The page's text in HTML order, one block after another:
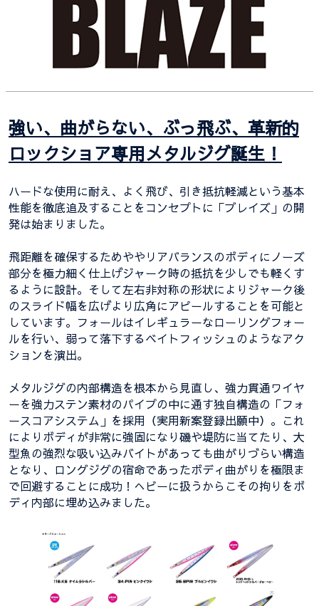
強い、曲がらない、ぶっ飛ぶ、革新的
ロックショア専用メタルジグ誕生！
ハードな使用に耐え、よく飛び、引き抵抗軽減という基本
性能を徹底追及することをコンセプトに「ブレイズ」の開
発は始まりました。
飛距離を確保するためややリアバランスのボディにノーズ
部分を極力細く仕上げジャーク時の抵抗を少しでも軽くす
るように設計。そして左右非対称の形状によりジャーク後
のスライド幅を広げより広角にアピールすることを可能と
しています。フォールはイレギュラーなローリングフォー
ルを行い、弱って落下するベイトフィッシュのようなアク
ションを演出。
メタルジグの内部構造を根本から見直し、強力貫通ワイヤ
ーを強力ステン素材のパイプの中に通す独自構造の「フォ
ースコアシステム」を採用（実用新案登録出願中）。これ
によりボディが非常に強固になり磯や堤防に当てたり、大
型魚の強烈な吸い込みバイトがあっても曲がりづらい構造
となり、ロングジグの宿命であったボディ曲がりを極限ま
で回避することに成功！へビーに扱うからこその拘りをボ
ディ内部に埋め込みました。